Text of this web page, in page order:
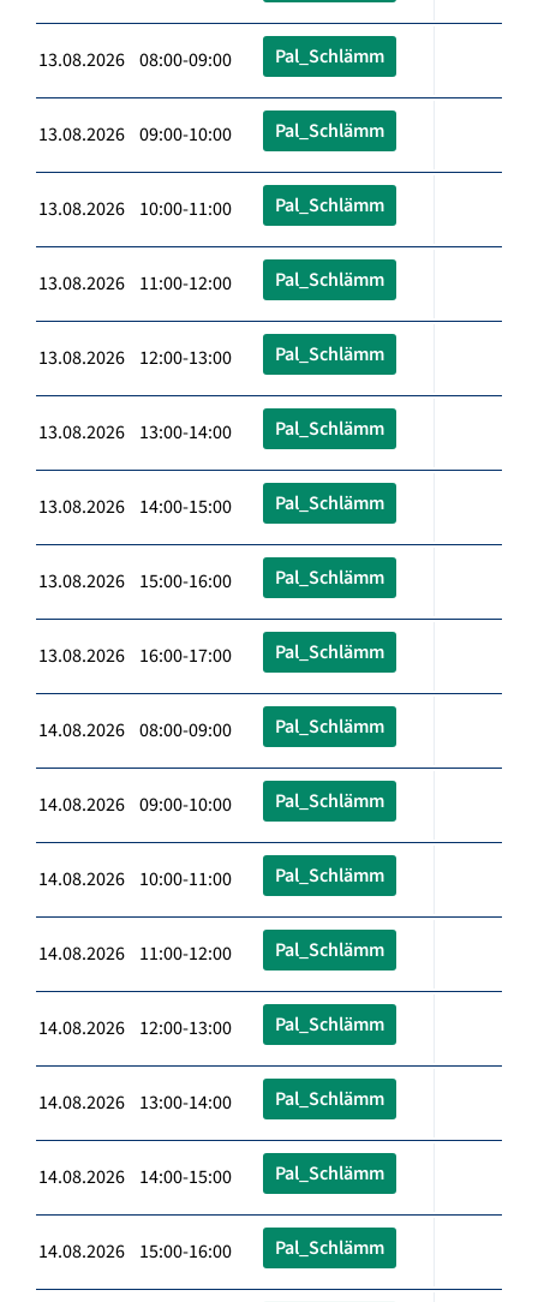
13.08.2026 08:00-09:00 Pal_Schlämm
13.08.2026 09:00-10:00 Pal_Schlämm
13.08.2026 10:00-11:00 Pal_Schlämm
13.08.2026 11:00-12:00 Pal_Schlämm
13.08.2026 12:00-13:00 Pal_Schlämm
13.08.2026 13:00-14:00 Pal_Schlämm
13.08.2026 14:00-15:00 Pal_Schlämm
13.08.2026 15:00-16:00 Pal_Schlämm
13.08.2026 16:00-17:00 Pal_Schlämm
14.08.2026 08:00-09:00 Pal_Schlämm
14.08.2026 09:00-10:00 Pal_Schlämm
14.08.2026 10:00-11:00 Pal_Schlämm
14.08.2026 11:00-12:00 Pal_Schlämm
14.08.2026 12:00-13:00 Pal_Schlämm
14.08.2026 13:00-14:00 Pal_Schlämm
14.08.2026 14:00-15:00 Pal_Schlämm
14.08.2026 15:00-16:00 Pal_Schlämm